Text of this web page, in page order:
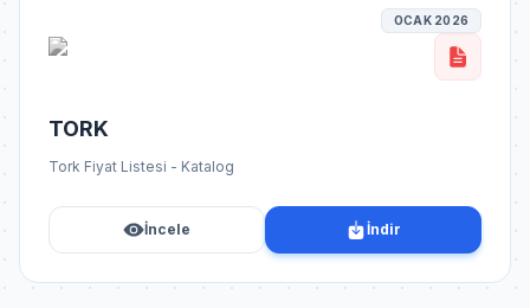
OCAK 2026
TORK
Tork Fiyat Listesi - Katalog
İncele İndir